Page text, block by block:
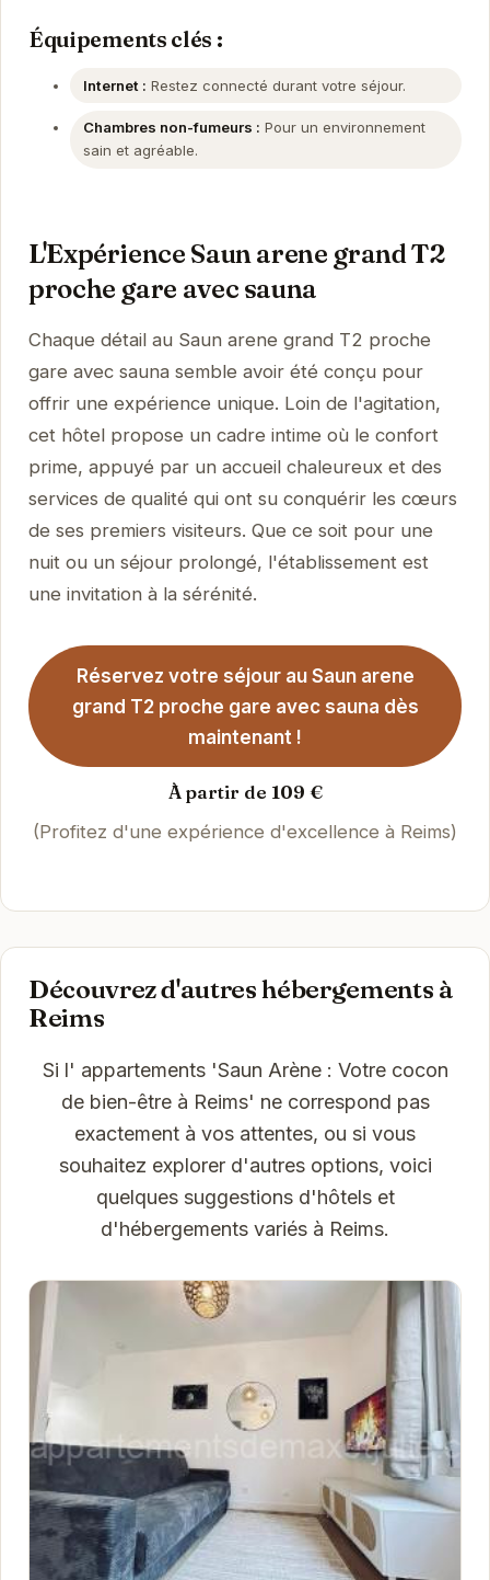
Équipements clés :
Internet : Restez connecté durant votre séjour.
Chambres non-fumeurs : Pour un environnement
sain et agréable.
L'Expérience Saun arene grand T2
proche gare avec sauna
Chaque détail au Saun arene grand T2 proche
gare avec sauna semble avoir été conçu pour
offrir une expérience unique. Loin de l'agitation,
cet hôtel propose un cadre intime où le confort
prime, appuyé par un accueil chaleureux et des
services de qualité qui ont su conquérir les cœurs
de ses premiers visiteurs. Que ce soit pour une
nuit ou un séjour prolongé, l'établissement est
une invitation à la sérénité.
Réservez votre séjour au Saun arene
grand T2 proche gare avec sauna dès
maintenant !
À partir de 109 €
(Profitez d'une expérience d'excellence à Reims)
Découvrez d'autres hébergements à
Reims
Si l' appartements 'Saun Arène : Votre cocon
de bien-être à Reims' ne correspond pas
exactement à vos attentes, ou si vous
souhaitez explorer d'autres options, voici
quelques suggestions d'hôtels et
d'hébergements variés à Reims.